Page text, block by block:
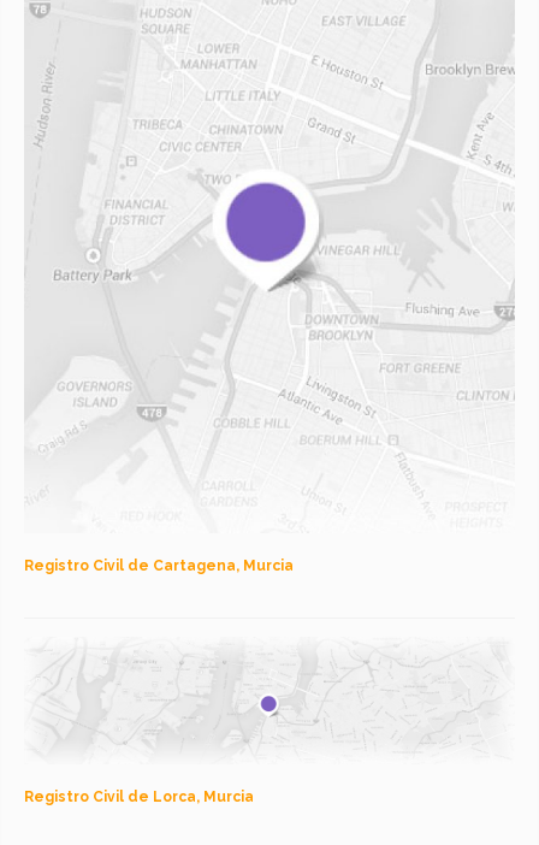
Registro Civil de Cartagena, Murcia
Registro Civil de Lorca, Murcia